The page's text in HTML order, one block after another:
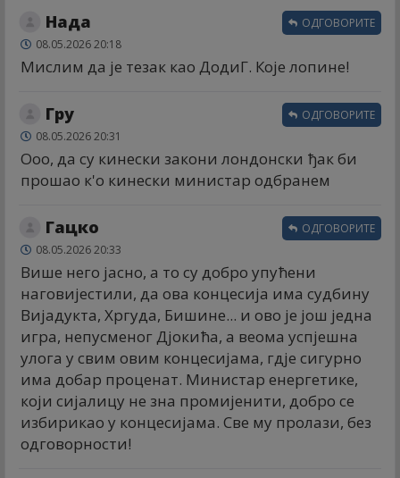
Нада
08.05.2026 20:18
Мислим да је тезак као ДодиГ. Које лопине!
ОДГОВОРИТЕ
Гру
08.05.2026 20:31
Ооо, да су кинески закони лондонски ђак би
прошао к'о кинески министар одбранем
ОДГОВОРИТЕ
Гацко
08.05.2026 20:33
Више него јасно, а то су добро упућени
наговијестили, да ова концесија има судбину
Вијадукта, Хргуда, Бишине... и ово је још једна
игра, непусменог Дјокића, а веома успјешна
улога у свим овим концесијама, гдје сигурно
има добар проценат. Министар енергетике,
који сијалицу не зна промијенити, добро се
избирикао у концесијама. Све му пролази, без
одговорности!
ОДГОВОРИТЕ